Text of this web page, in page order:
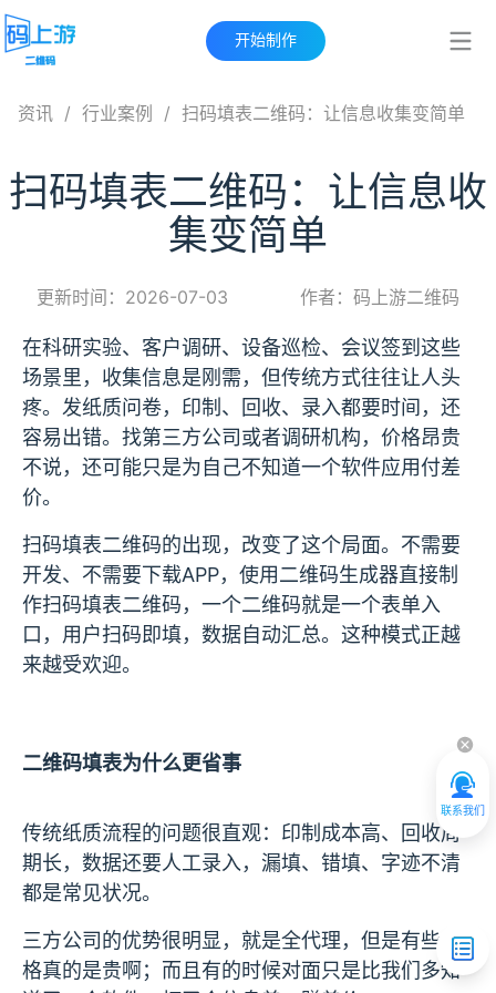
开始制作
联系我们
资讯 / 行业案例 / 扫码填表二维码：让信息收集变简单
扫码填表二维码：让信息收
集变简单
更新时间：2026-07-03 作者：码上游二维码
在科研实验、客户调研、设备巡检、会议签到这些
场景里，收集信息是刚需，但传统方式往往让人头
疼。发纸质问卷，印制、回收、录入都要时间，还
容易出错。找第三方公司或者调研机构，价格昂贵
不说，还可能只是为自己不知道一个软件应用付差
价。
扫码填表二维码的出现，改变了这个局面。不需要
开发、不需要下载APP，使用二维码生成器直接制
作扫码填表二维码，一个二维码就是一个表单入
口，用户扫码即填，数据自动汇总。这种模式正越
来越受欢迎。
二维码填表为什么更省事
传统纸质流程的问题很直观：印制成本高、回收周
期长，数据还要人工录入，漏填、错填、字迹不清
都是常见状况。
三方公司的优势很明显，就是全代理，但是有些价
格真的是贵啊；而且有的时候对面只是比我们多知